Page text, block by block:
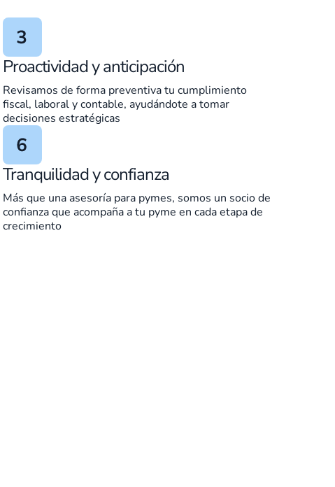
Proactividad y anticipación
Revisamos de forma preventiva tu cumplimiento
fiscal, laboral y contable, ayudándote a tomar
decisiones estratégicas
Tranquilidad y confianza
Más que una asesoría para pymes, somos un socio de
confianza que acompaña a tu pyme en cada etapa de
crecimiento